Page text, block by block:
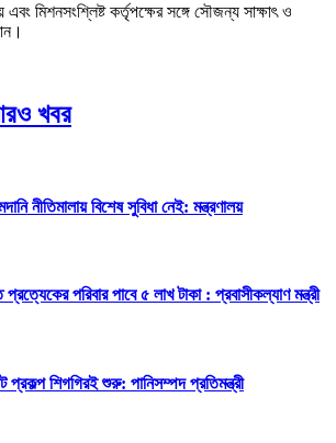
এবং মিশনসংশ্লিষ্ট কর্তৃপক্ষের সঙ্গে সৌজন্য সাক্ষাৎ ও
খবর
নীতিমালায় বিশেষ সুবিধা নেই: মন্ত্রণালয়
পরিবার পাবে ৫ লাখ টাকা : প্রবাসীকল্যাণ মন্ত্রী
প্রকল্প শিগগিরই শুরু: পানিসম্পদ প্রতিমন্ত্রী